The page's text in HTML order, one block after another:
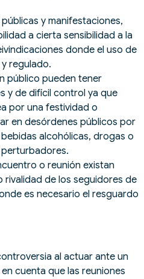
y manifestaciones,
a cierta sensibilidad a la
donde el uso de
regulado.
público pueden tener
y de difícil control ya que
por una festividad o
en desórdenes públicos por
alcohólicas, drogas o
o reunión existan
de los seguidores de
es necesario el resguardo
al actuar ante un
cuenta que las reuniones